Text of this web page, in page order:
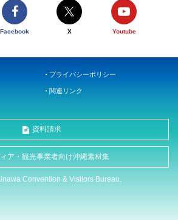
Facebook X Youtube
プライバシーポリシー
関連リンク
資料請求
ア・観光事業者向け沖縄素材集
Convention & Visitors Bureau.